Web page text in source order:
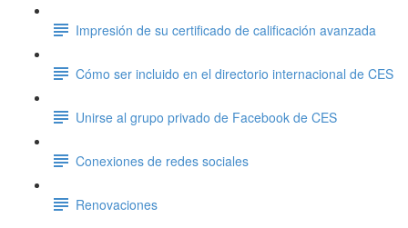
Impresión de su certificado de calificación avanzada
Cómo ser incluido en el directorio internacional de CES
Unirse al grupo privado de Facebook de CES
Conexiones de redes sociales
Renovaciones